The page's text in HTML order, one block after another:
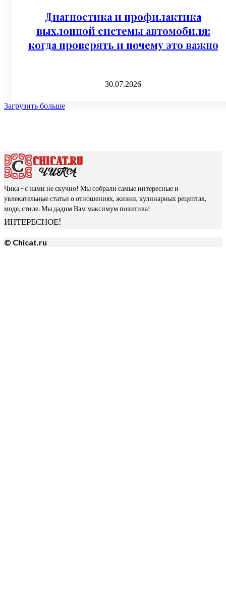
Диагностика и профилактика
выхлопной системы автомобиля:
когда проверять и почему это важно
30.07.2026
Загрузить больше
Чика - с нами не скучно! Мы собрали самые интересные и
увлекательные статьи о отношениях, жизни, кулинарных рецептах,
моде, стиле. Мы дадим Вам максимум позитива!
ИНТЕРЕСНОЕ!
© Chicat.ru